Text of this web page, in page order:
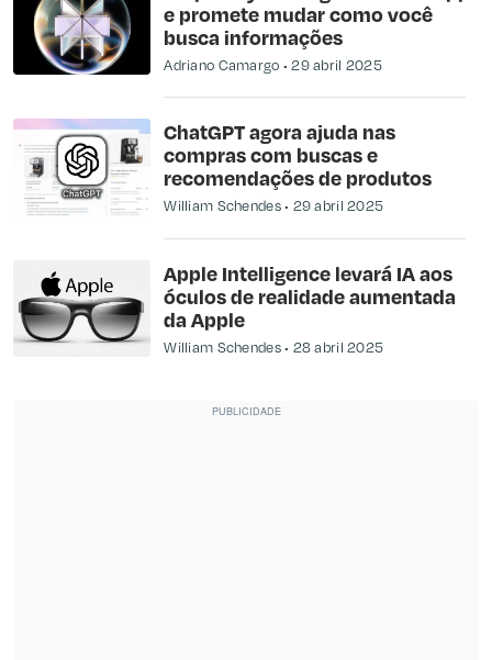
e promete mudar como você
busca informações​
Adriano Camargo 29 abril 2025
ChatGPT agora ajuda nas
compras com buscas e
recomendações de produtos
William Schendes 29 abril 2025
Apple Intelligence levará IA aos
óculos de realidade aumentada
da Apple
William Schendes 28 abril 2025